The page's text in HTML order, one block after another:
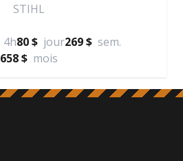
STIHL
4h80 $ jour269 $ sem.
658 $ mois